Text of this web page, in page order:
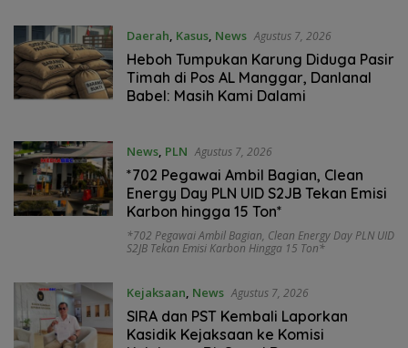
Daerah, Kasus, News Agustus 7, 2026
Heboh Tumpukan Karung Diduga Pasir
Timah di Pos AL Manggar, Danlanal
Babel: Masih Kami Dalami
News, PLN Agustus 7, 2026
*702 Pegawai Ambil Bagian, Clean
Energy Day PLN UID S2JB Tekan Emisi
Karbon hingga 15 Ton*
*702 Pegawai Ambil Bagian, Clean Energy Day PLN UID
S2JB Tekan Emisi Karbon Hingga 15 Ton*
Kejaksaan, News Agustus 7, 2026
SIRA dan PST Kembali Laporkan
Kasidik Kejaksaan ke Komisi